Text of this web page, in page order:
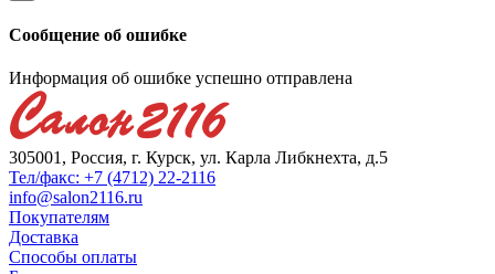
Сообщение об ошибке
Информация об ошибке успешно отправлена
305001, Россия, г. Курск, ул. Карла Либкнехта, д.5
Тел/факс: +7 (4712) 22-2116
info@salon2116.ru
Покупателям
Доставка
Способы оплаты